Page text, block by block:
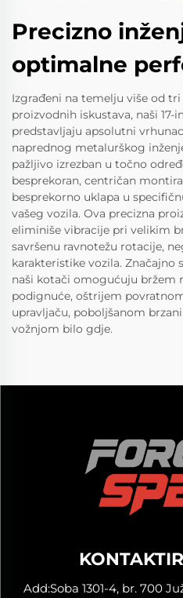
Precizno
optimalne
Izgrađeni na temelju više od
proizvodnih iskustava, naši
predstavljaju apsolutni
naprednog metalurškog
pažljivo izrezban u točno
besprekoran, centričan
besprekorno uklapa u
vašeg vozila. Ova precizna
eliminiše vibracije pri velikim
savršenu ravnotežu rotacije,
karakteristike vozila.
naši kotači omogućuju bržem
podignuće, oštrijem
upravljaču, poboljšanom
vožnjom bilo gdje.
Add:Soba 1301-4, br. 700